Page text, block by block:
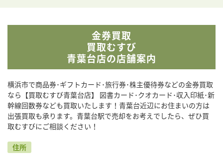
金券買取
買取むすび
青葉台店の店舗案内
横浜市で商品券･ギフトカード･旅行券･株主優待券などの金券買取
なら【買取むすび青葉台店】 図書カード･クオカード･収入印紙･新
幹線回数券なども買取いたします！青葉台近辺にお住まいの方は
出張買取も承ります。青葉台駅で売却をお考えでしたら、ぜひ買
取むすびにご相談ください！
住所